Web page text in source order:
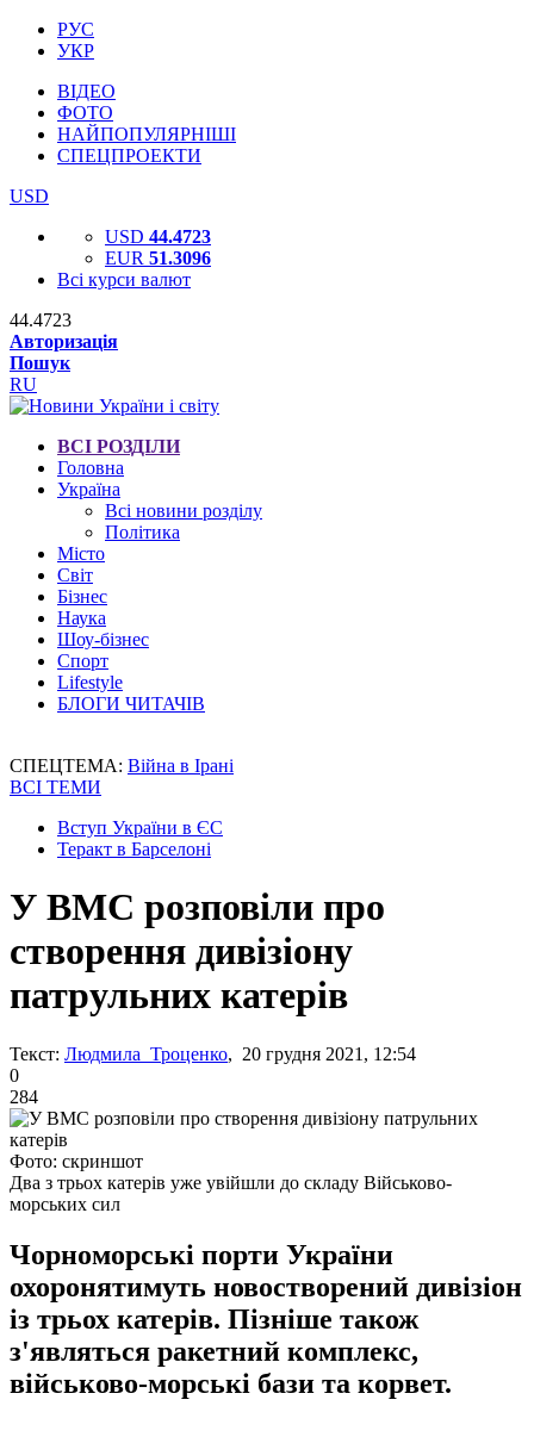
РУС
УКР
ВІДЕО
ФОТО
НАЙПОПУЛЯРНІШІ
СПЕЦПРОЕКТИ
USD
USD 44.4723
EUR 51.3096
Всі курси валют
44.4723
Авторизація
Пошук
RU
ВСІ РОЗДІЛИ
Головна
Україна
Всі новини розділу
Політика
Місто
Світ
Бізнес
Наука
Шоу-бізнес
Спорт
Lifestyle
БЛОГИ ЧИТАЧІВ
СПЕЦТЕМА: Війна в Ірані
ВСІ ТЕМИ
Вступ України в ЄС
Теракт в Барселоні
У ВМС розповіли про
створення дивізіону
патрульних катерів
Текст: Людмила Троценко, 20 грудня 2021, 12:54
0
284
Фото: скриншот
Два з трьох катерів уже увійшли до складу Військово-
морських сил
Чорноморські порти України
охоронятимуть новостворений дивізіон
із трьох катерів. Пізніше також
з'являться ракетний комплекс,
військово-морські бази та корвет.